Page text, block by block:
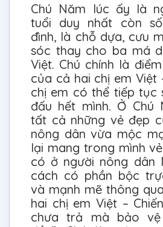
Chú Năm lúc ấy là
tuổi duy nhất còn
đình, là chỗ dựa, cưu
sóc thay cho ba má
Việt. Chú chính là
của cả hai chị em Việt
chị em có thể tiếp tục
đấu hết mình. Ở Chú
tất cả những vẻ đẹp
nông dân vừa mộc
lại mang trong mình
có ở người nông dân
cách có phần bộc
và mạnh mẽ thông
hai chị em Việt –
chưa trả mà bảo